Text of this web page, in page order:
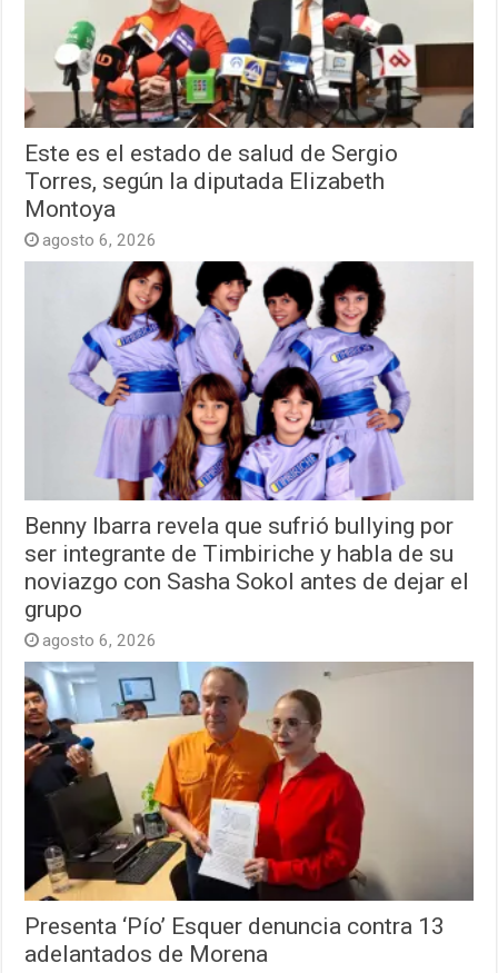
Este es el estado de salud de Sergio
Torres, según la diputada Elizabeth
Montoya
agosto 6, 2026
Benny Ibarra revela que sufrió bullying por
ser integrante de Timbiriche y habla de su
noviazgo con Sasha Sokol antes de dejar el
grupo
agosto 6, 2026
Presenta ‘Pío’ Esquer denuncia contra 13
adelantados de Morena